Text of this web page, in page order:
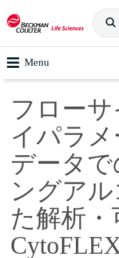
Menu
フロー
イパラメ
データ
ングア
た解析・